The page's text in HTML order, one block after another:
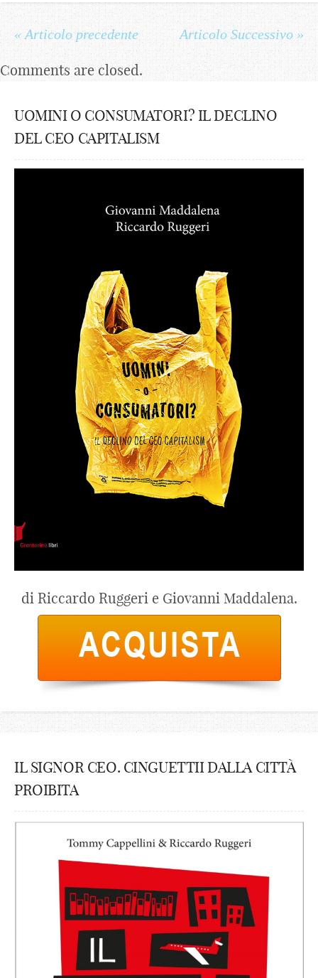
« Articolo precedente Articolo Successivo »
Comments are closed.
UOMINI O CONSUMATORI? IL DECLINO
DEL CEO CAPITALISM
di Riccardo Ruggeri e Giovanni Maddalena.
IL SIGNOR CEO. CINGUETTII DALLA CITTÀ
PROIBITA